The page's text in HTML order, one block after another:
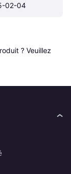
02-04
? Veuillez